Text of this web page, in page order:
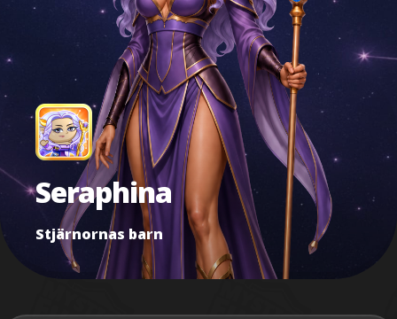
Seraphina
Stjärnornas barn